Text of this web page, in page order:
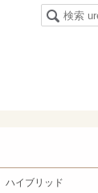
ハイブリッド